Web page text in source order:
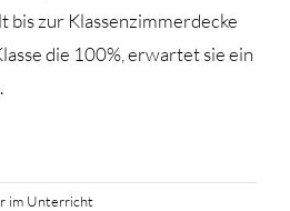
bis zur Klassenzimmerdecke
die 100%, erwartet sie ein
im Unterricht